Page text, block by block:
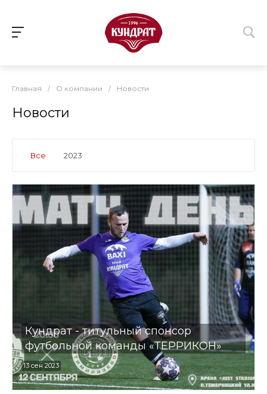
Главная / О компании / Новости
Новости
Все 2023
Кундрат - титульный спонсор
футбольной команды «ТЕРРИКОН»
13 сен 2023